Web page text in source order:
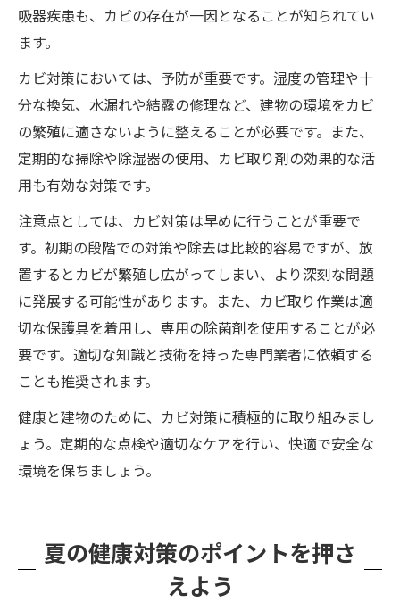
吸器疾患も、カビの存在が一因となることが知られてい
ます。
カビ対策においては、予防が重要です。湿度の管理や十
分な換気、水漏れや結露の修理など、建物の環境をカビ
の繁殖に適さないように整えることが必要です。また、
定期的な掃除や除湿器の使用、カビ取り剤の効果的な活
用も有効な対策です。
注意点としては、カビ対策は早めに行うことが重要で
す。初期の段階での対策や除去は比較的容易ですが、放
置するとカビが繁殖し広がってしまい、より深刻な問題
に発展する可能性があります。また、カビ取り作業は適
切な保護具を着用し、専用の除菌剤を使用することが必
要です。適切な知識と技術を持った専門業者に依頼する
ことも推奨されます。
健康と建物のために、カビ対策に積極的に取り組みまし
ょう。定期的な点検や適切なケアを行い、快適で安全な
環境を保ちましょう。
夏の健康対策のポイントを押さ
えよう